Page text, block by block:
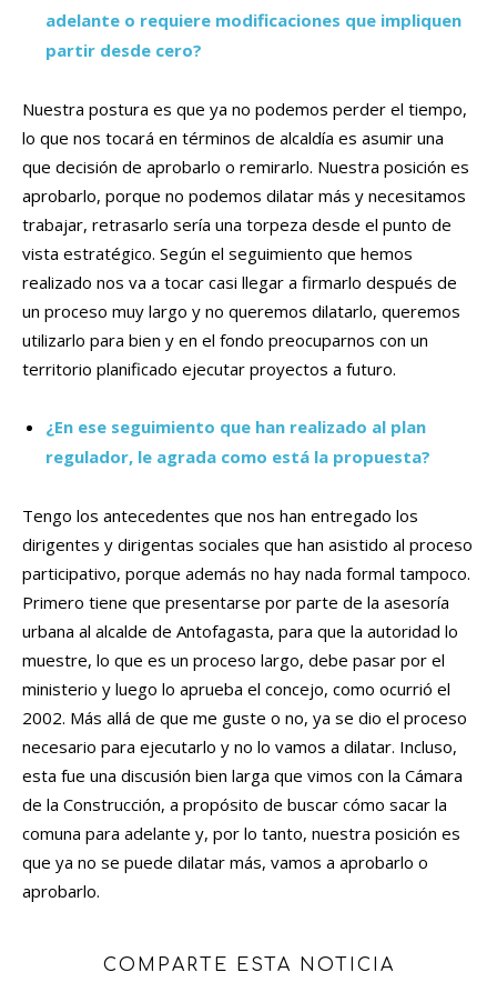
adelante o requiere modificaciones que impliquen
partir desde cero?
Nuestra postura es que ya no podemos perder el tiempo,
lo que nos tocará en términos de alcaldía es asumir una
que decisión de aprobarlo o remirarlo. Nuestra posición es
aprobarlo, porque no podemos dilatar más y necesitamos
trabajar, retrasarlo sería una torpeza desde el punto de
vista estratégico. Según el seguimiento que hemos
realizado nos va a tocar casi llegar a firmarlo después de
un proceso muy largo y no queremos dilatarlo, queremos
utilizarlo para bien y en el fondo preocuparnos con un
territorio planificado ejecutar proyectos a futuro.
¿En ese seguimiento que han realizado al plan
regulador, le agrada como está la propuesta?
Tengo los antecedentes que nos han entregado los
dirigentes y dirigentas sociales que han asistido al proceso
participativo, porque además no hay nada formal tampoco.
Primero tiene que presentarse por parte de la asesoría
urbana al alcalde de Antofagasta, para que la autoridad lo
muestre, lo que es un proceso largo, debe pasar por el
ministerio y luego lo aprueba el concejo, como ocurrió el
2002. Más allá de que me guste o no, ya se dio el proceso
necesario para ejecutarlo y no lo vamos a dilatar. Incluso,
esta fue una discusión bien larga que vimos con la Cámara
de la Construcción, a propósito de buscar cómo sacar la
comuna para adelante y, por lo tanto, nuestra posición es
que ya no se puede dilatar más, vamos a aprobarlo o
aprobarlo.
COMPARTE ESTA NOTICIA